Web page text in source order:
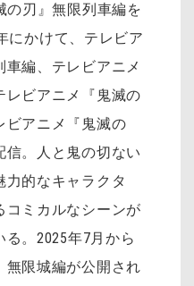
の刃』無限列車編を
にかけて、テレビア
編、テレビアニメ
レビアニメ『鬼滅の
ビアニメ『鬼滅の
信。人と鬼の切ない
力的なキャラクタ
コミカルなシーンが
。2025年7月から
無限城編が公開され